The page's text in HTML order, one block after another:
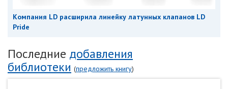
Компания LD расширила линейку латунных клапанов LD
Pride
Последние добавления
библиотеки (предложить книгу)